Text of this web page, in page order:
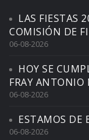
LAS FIESTAS
COMISIÓN DE
06-08-2026
HOY SE
FRAY ANTONIO
06-08-2026
ESTAMOS DE
06-08-2026